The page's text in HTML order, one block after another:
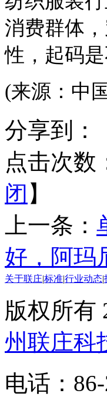
消费群体
性，起码
(来源：中
分享到：
点击次数
闭 】
上一条：
好，阿玛
关于联庄标准行业动态
版权所有
州联庄科
电话：